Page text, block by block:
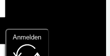
Anmelden